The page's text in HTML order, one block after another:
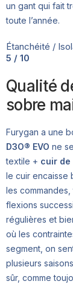
un gant qui fait
toute l’année.
Étanchéité /
5 / 10
Qualité
sobre
Furygan a une
D3O® EVO ne
textile + cuir de
le cuir encaisse
les
flexions
régulières et
où les
segment, on
plusieurs
sûr, comme